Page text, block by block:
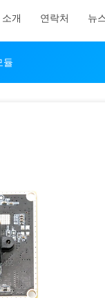
개 연락처 뉴
듈